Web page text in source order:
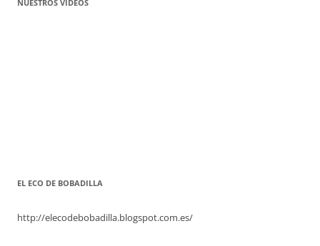
NUESTROS VIDEOS
EL ECO DE BOBADILLA
http://elecodebobadilla.blogspot.com.es/